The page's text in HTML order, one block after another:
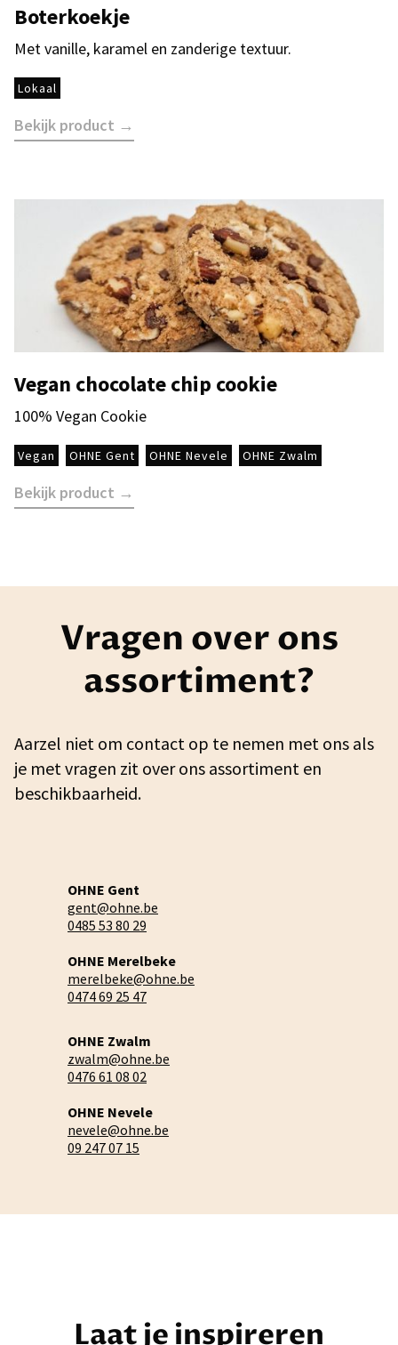
Boterkoekje
Met vanille, karamel en zanderige textuur.
Lokaal
Bekijk product →
Vegan chocolate chip cookie
100% Vegan Cookie
Vegan OHNE Gent OHNE Nevele OHNE Zwalm
Bekijk product →
Vragen over ons
assortiment?
Aarzel niet om contact op te nemen met ons als
je met vragen zit over ons assortiment en
beschikbaarheid.
OHNE Gent
gent@ohne.be
0485 53 80 29
OHNE Merelbeke
merelbeke@ohne.be
0474 69 25 47
OHNE Zwalm
zwalm@ohne.be
0476 61 08 02
OHNE Nevele
nevele@ohne.be
09 247 07 15
Laat je inspireren